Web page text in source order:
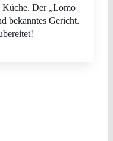
Küche. Der „Lomo
bekanntes Gericht.